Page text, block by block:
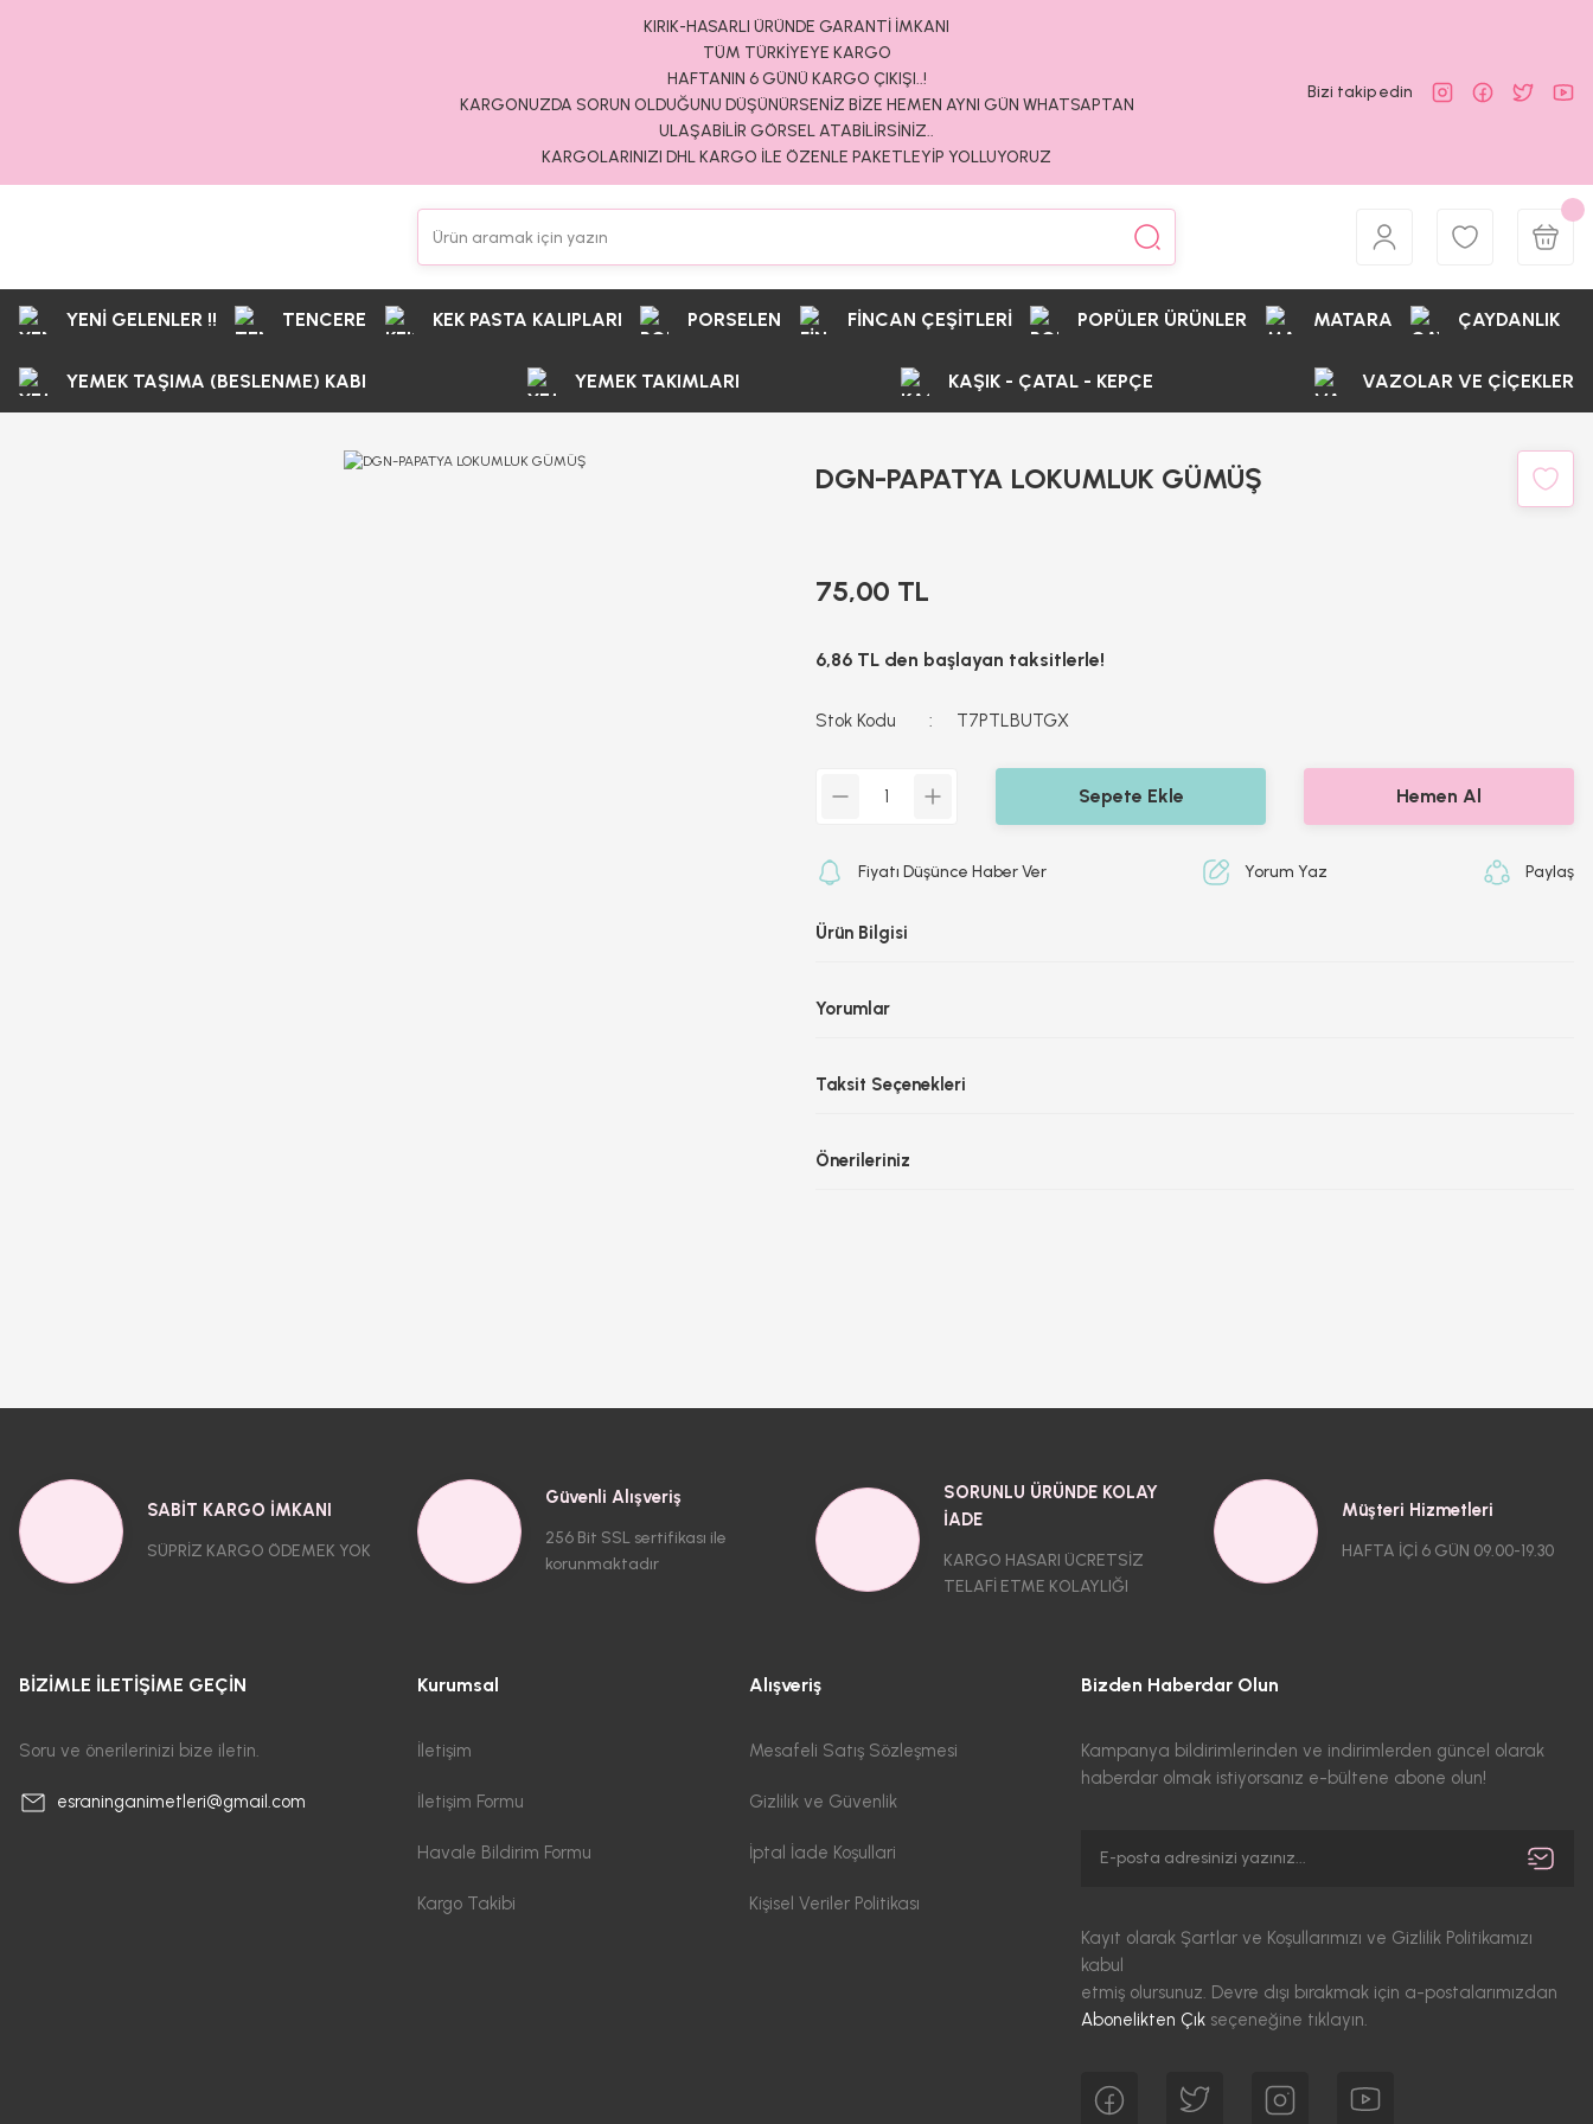
KIRIK-HASARLI ÜRÜNDE GARANTİ İMKANI
TÜM TÜRKİYEYE KARGO
HAFTANIN 6 GÜNÜ KARGO ÇIKIŞI..!
KARGONUZDA SORUN OLDUĞUNU DÜŞÜNÜRSENİZ BİZE HEMEN AYNI GÜN WHATSAPTAN
ULAŞABİLİR GÖRSEL ATABİLİRSİNİZ..
KARGOLARINIZI DHL KARGO İLE ÖZENLE PAKETLEYİP YOLLUYORUZ
Bizi takip edin
YENİ GELENLER !! TENCERE KEK PASTA KALIPLARI PORSELEN FİNCAN ÇEŞİTLERİ POPÜLER ÜRÜNLER MATARA ÇAYDANLIK
YEMEK TAŞIMA (BESLENME) KABI YEMEK TAKIMLARI KAŞIK - ÇATAL - KEPÇE VAZOLAR VE ÇİÇEKLER
DGN-PAPATYA LOKUMLUK GÜMÜŞ
75,00 TL
6,86 TL den başlayan taksitlerle!
Stok Kodu T7PTLBUTGX
Sepete Ekle Hemen Al
Fiyatı Düşünce Haber Ver Yorum Yaz Paylaş
Ürün Bilgisi
Yorumlar
Taksit Seçenekleri
Önerileriniz
SABİT KARGO İMKANI
SÜPRİZ KARGO ÖDEMEK YOK
Güvenli Alışveriş
256 Bit SSL sertifikası ile
korunmaktadır
SORUNLU ÜRÜNDE KOLAY
İADE
KARGO HASARI ÜCRETSİZ
TELAFİ ETME KOLAYLIĞI
Müşteri Hizmetleri
HAFTA İÇİ 6 GÜN 09.00-19.30
BİZİMLE İLETİŞİME GEÇİN
Soru ve önerilerinizi bize iletin.
esraninganimetleri@gmail.com
Kurumsal
İletişim
İletişim Formu
Havale Bildirim Formu
Kargo Takibi
Alışveriş
Mesafeli Satış Sözleşmesi
Gizlilik ve Güvenlik
İptal İade Koşullari
Kişisel Veriler Politikası
Bizden Haberdar Olun
Kampanya bildirimlerinden ve indirimlerden güncel olarak
haberdar olmak istiyorsanız e-bültene abone olun!
Kayıt olarak Şartlar ve Koşullarımızı ve Gizlilik Politikamızı
kabul
etmiş olursunuz. Devre dışı bırakmak için a-postalarımızdan
Abonelikten Çık seçeneğine tıklayın.